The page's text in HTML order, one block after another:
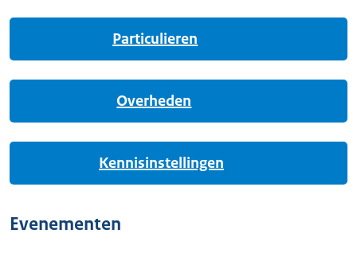
Particulieren
Overheden
Kennisinstellingen
Evenementen